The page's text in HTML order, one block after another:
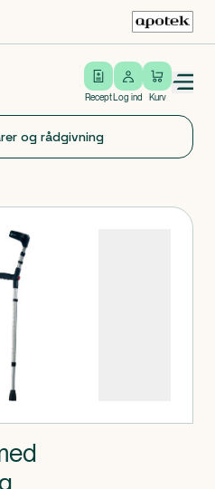
Recept
Log ind
Log ind Kurv
Open/close menu